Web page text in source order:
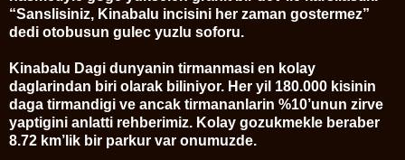
“Sanslisiniz, Kinabalu incisini her zaman gostermez”
dedi otobusun gulec yuzlu soforu.
Kinabalu Dagi dunyanin tirmanmasi en kolay
daglarindan biri olarak biliniyor. Her yil 180.000 kisinin
daga tirmandigi ve ancak tirmananlarin %10’unun zirve
yaptigini anlatti rehberimiz. Kolay gozukmekle beraber
8.72 km’lik bir parkur var onumuzde.